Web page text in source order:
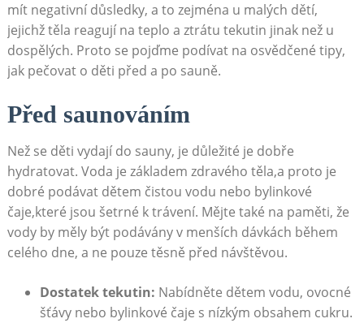
mít ⁢negativní důsledky, a to zejména u malých dětí,
jejichž těla reagují na teplo‌ a ztrátu tekutin jinak než u
dospělých. Proto se pojďme podívat na osvědčené tipy,
jak pečovat o děti před a po⁤ sauně.
Před saunováním
Než‌ se děti vydají do sauny, je důležité je dobře
hydratovat. Voda je základem zdravého ⁢těla,a proto‌ je
dobré podávat dětem čistou vodu nebo bylinkové
čaje,které jsou šetrné k trávení. Mějte také na paměti, že
vody by měly být podávány v menších dávkách během
⁣celého dne, a ne pouze​ těsně před návštěvou.
Dostatek ⁢tekutin: Nabídněte dětem‌ vodu, ovocné
šťávy nebo bylinkové čaje s nízkým obsahem cukru.